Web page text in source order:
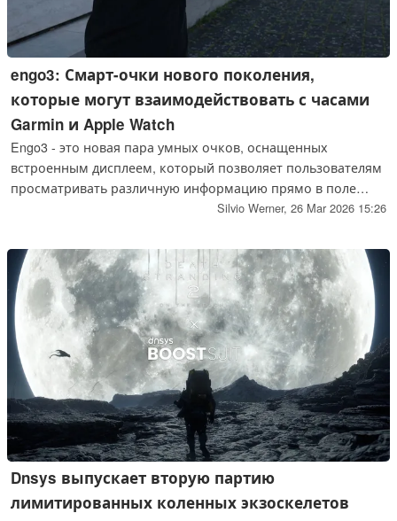
engo3: Смарт-очки нового поколения,
которые могут взаимодействовать с часами
Garmin и Apple Watch
Engo3 - это новая пара умных очков, оснащенных
встроенным дисплеем, который позволяет пользователям
просматривать различную информацию прямо в поле
зрения, не глядя на свой смартфон. Это может оказаться
Silvio Werner, 26 Mar 2026 15:26
Dnsys выпускает вторую партию
лимитированных коленных экзоскелетов